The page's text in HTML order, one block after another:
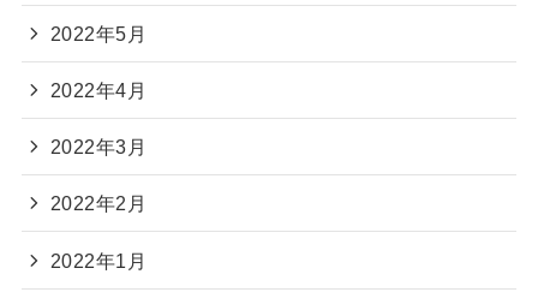
2022年5月
2022年4月
2022年3月
2022年2月
2022年1月